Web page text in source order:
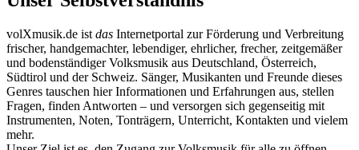
volXmusik.de ist das Internetportal zur Förderung und Verbreitung
frischer, handgemachter, lebendiger, ehrlicher, frecher, zeitgemäßer
und bodenständiger Volksmusik aus Deutschland, Österreich,
Südtirol und der Schweiz. Sänger, Musikanten und Freunde dieses
Genres tauschen hier Informationen und Erfahrungen aus, stellen
Fragen, finden Antworten – und versorgen sich gegenseitig mit
Instrumenten, Noten, Tonträgern, Unterricht, Kontakten und vielem
mehr.